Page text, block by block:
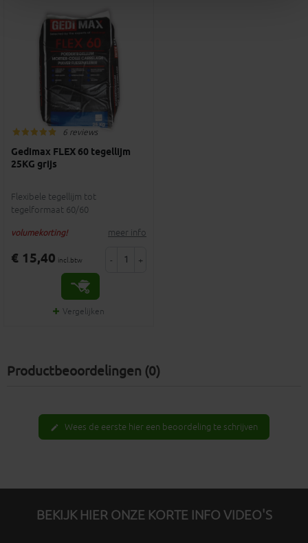
6 reviews
Gedimax FLEX 60 tegellijm
25KG grijs
Flexibele tegellijm tot
tegelformaat 60/60
volumekorting! meer info
€ 15,40 incl.btw - +
Vergelijken
Productbeoordelingen (0)
edit Wees de eerste hier een beoordeling te schrijven
BEKIJK HIER ONZE KORTE INFO VIDEO'S